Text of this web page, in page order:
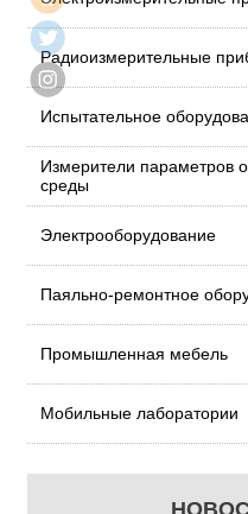
Радиоизмерительные
Испытательное
Измерители параметров
среды
Электрооборудование
Паяльно-ремонтное
Промышленная мебель
Мобильные лаборатории